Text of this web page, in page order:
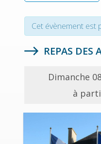
Cet évènement est
REPAS DES
Dimanche
à